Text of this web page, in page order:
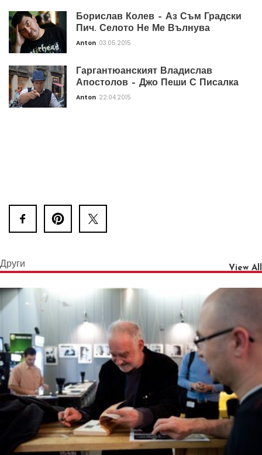
Борислав Колев – Аз Съм Градски
Пич. Селото Не Ме Вълнува
Anton 03.05.2015
Гаргантюанският Владислав
Апостолов – Джо Пеши С Писалка
Anton 22.04.2015
Други View All